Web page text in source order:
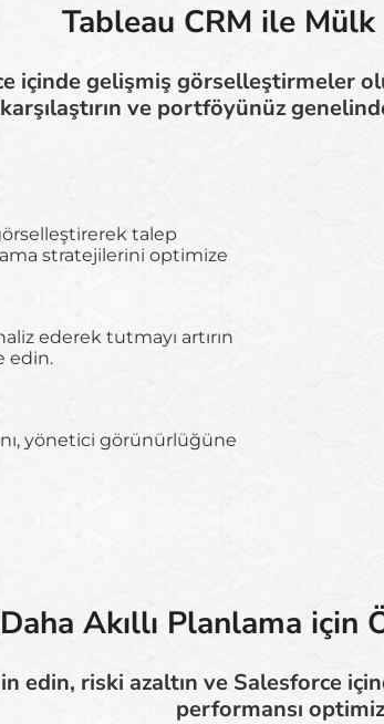
Tableau CRM ile
içinde gelişmiş görselleştirmeler
ve portföyünüz
talep
stratejilerini optimize
ederek tutmayı artırın
edin.
yönetici görünürlüğüne
Daha Akıllı Planlama için
edin, riski azaltın ve Salesforce
performansı